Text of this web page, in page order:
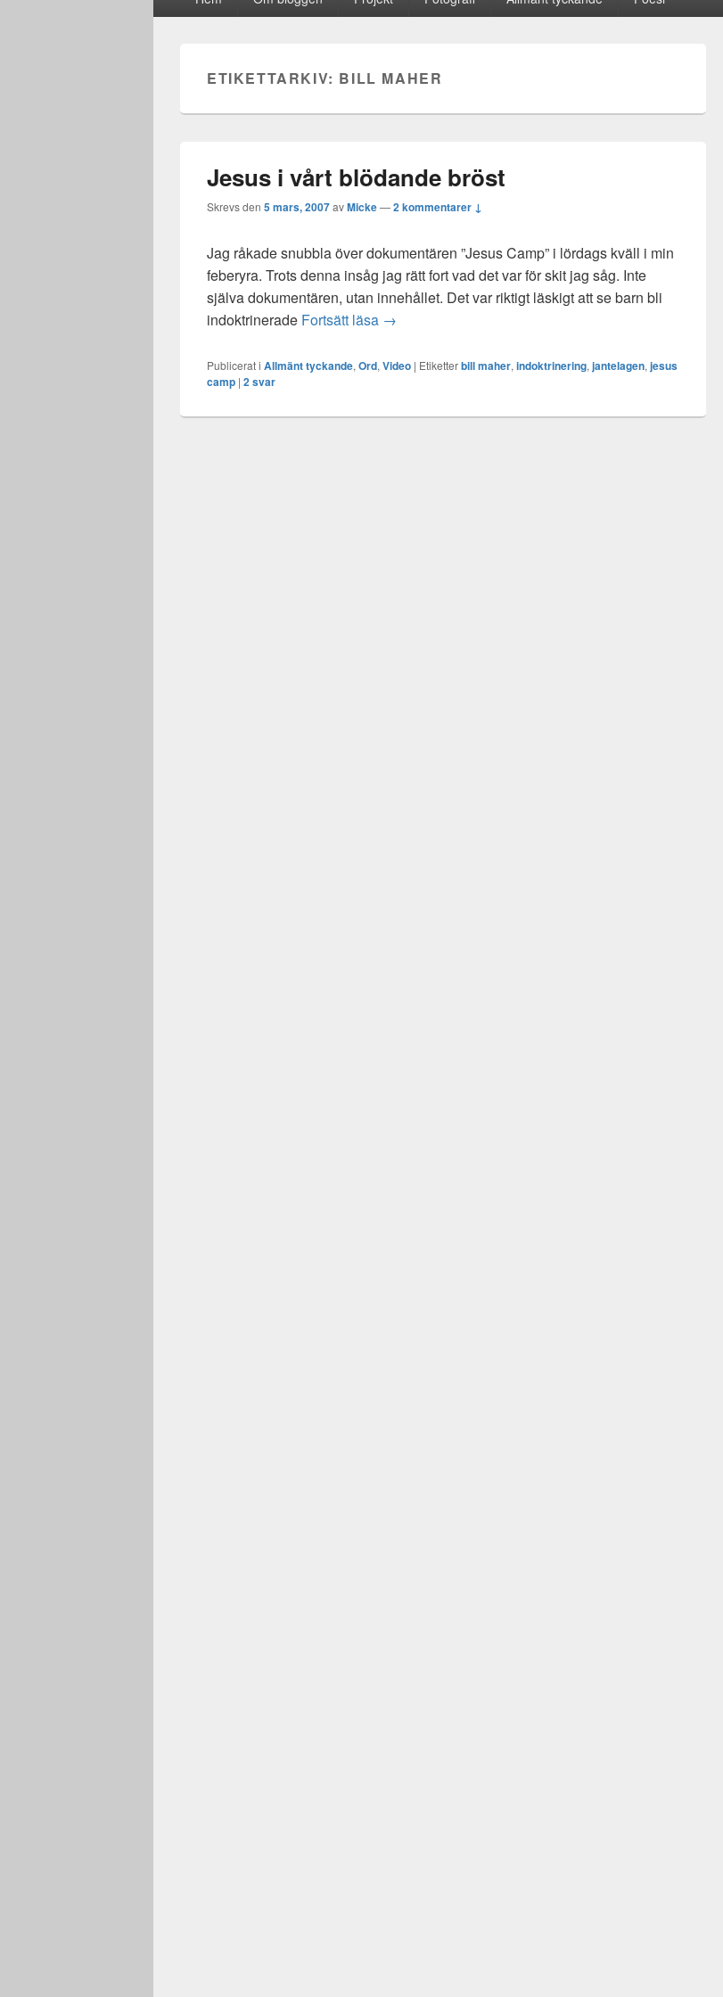
ETIKETTARKIV: BILL MAHER
Jesus i vårt blödande bröst
Skrevs den 5 mars, 2007avMicke—2 kommentarer ↓
Jag råkade snubbla över dokumentären ”Jesus Camp” i lördags kväll i min
feberyra. Trots denna insåg jag rätt fort vad det var för skit jag såg. Inte
själva dokumentären, utan innehållet. Det var riktigt läskigt att se barn bli
indoktrinerade Fortsätt läsa Jesus i vårt blödande bröst
→
Publicerat i Allmänt tyckande, Ord, Video | Etiketterbill maher, indoktrinering, jantelagen, jesus
camp | 2svar